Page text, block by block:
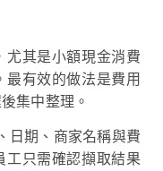
尤其是小額現金消費
有效的做法是費用
集中整理。
日期、商家名稱與費
工只需確認擷取結果